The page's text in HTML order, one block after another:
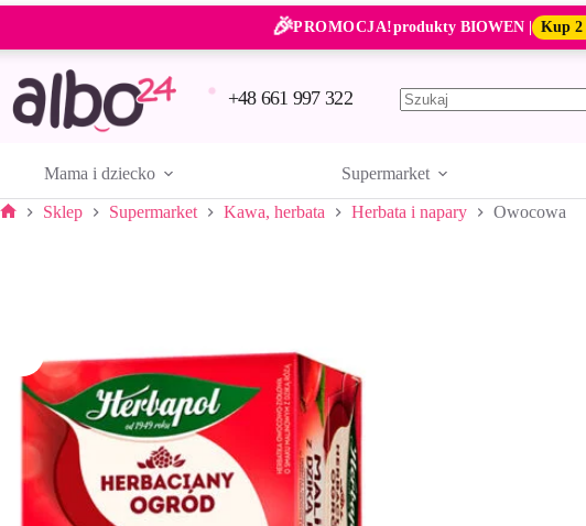
Przejdź
treści
🎉PROMOCJA!produkty BIOWEN | Kup 2
+48 661 997 322
Mama i dziecko Supermarket
Sklep Supermarket Kawa, herbata Herbata i napary Owocowa